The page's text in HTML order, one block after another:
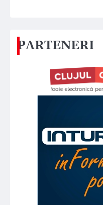
PARTENERI